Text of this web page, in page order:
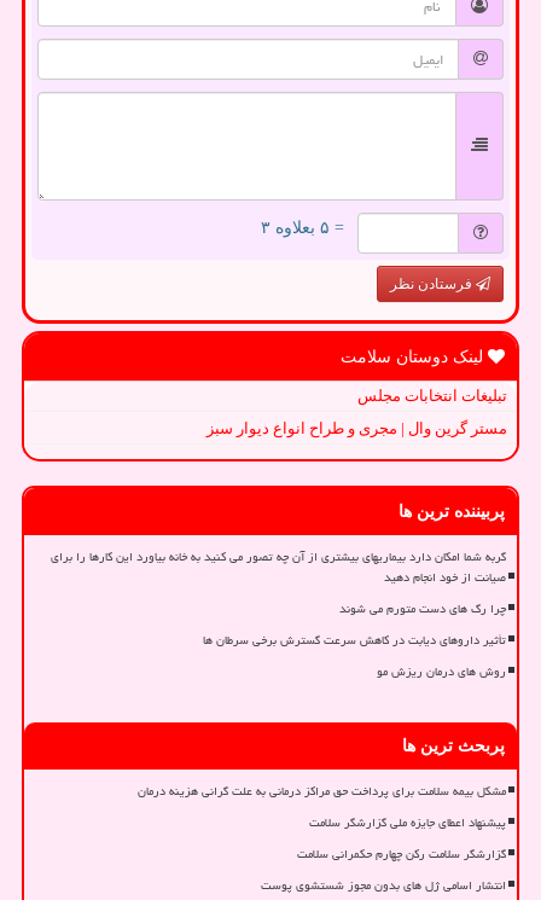
= ۵ بعلاوه ۳
فرستادن نظر
لینک دوستان سلامت
تبلیغات انتخابات مجلس
مستر گرین وال | مجری و طراح انواع دیوار سبز
پربیننده ترین ها
گربه شما امکان دارد بیماریهای بیشتری از آن چه تصور می کنید به خانه بیاورد این کارها را برای
صیانت از خود انجام دهید
چرا رگ های دست متورم می شوند
تأثیر داروهای دیابت در کاهش سرعت گسترش برخی سرطان ها
روش های درمان ریزش مو
پربحث ترین ها
مشکل بیمه سلامت برای پرداخت حق مراکز درمانی به علت گرانی هزینه درمان
پیشنهاد اعطای جایزه ملی گزارشگر سلامت
گزارشگر سلامت رکن چهارم حکمرانی سلامت
انتشار اسامی ژل های بدون مجوز شستشوی پوست